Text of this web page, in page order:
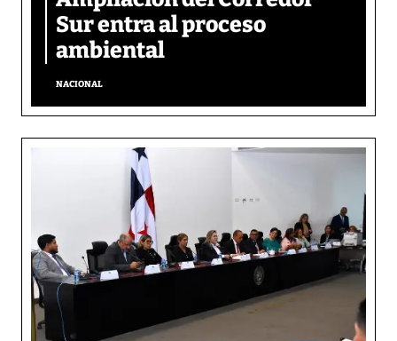
Sur entra al proceso
ambiental
NACIONAL